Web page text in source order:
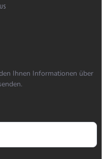
Ihnen Informationen über